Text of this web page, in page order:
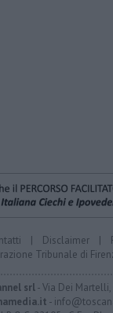
| Disclaimer |
Tribunale di
srl- Via Dei Martelli,
-